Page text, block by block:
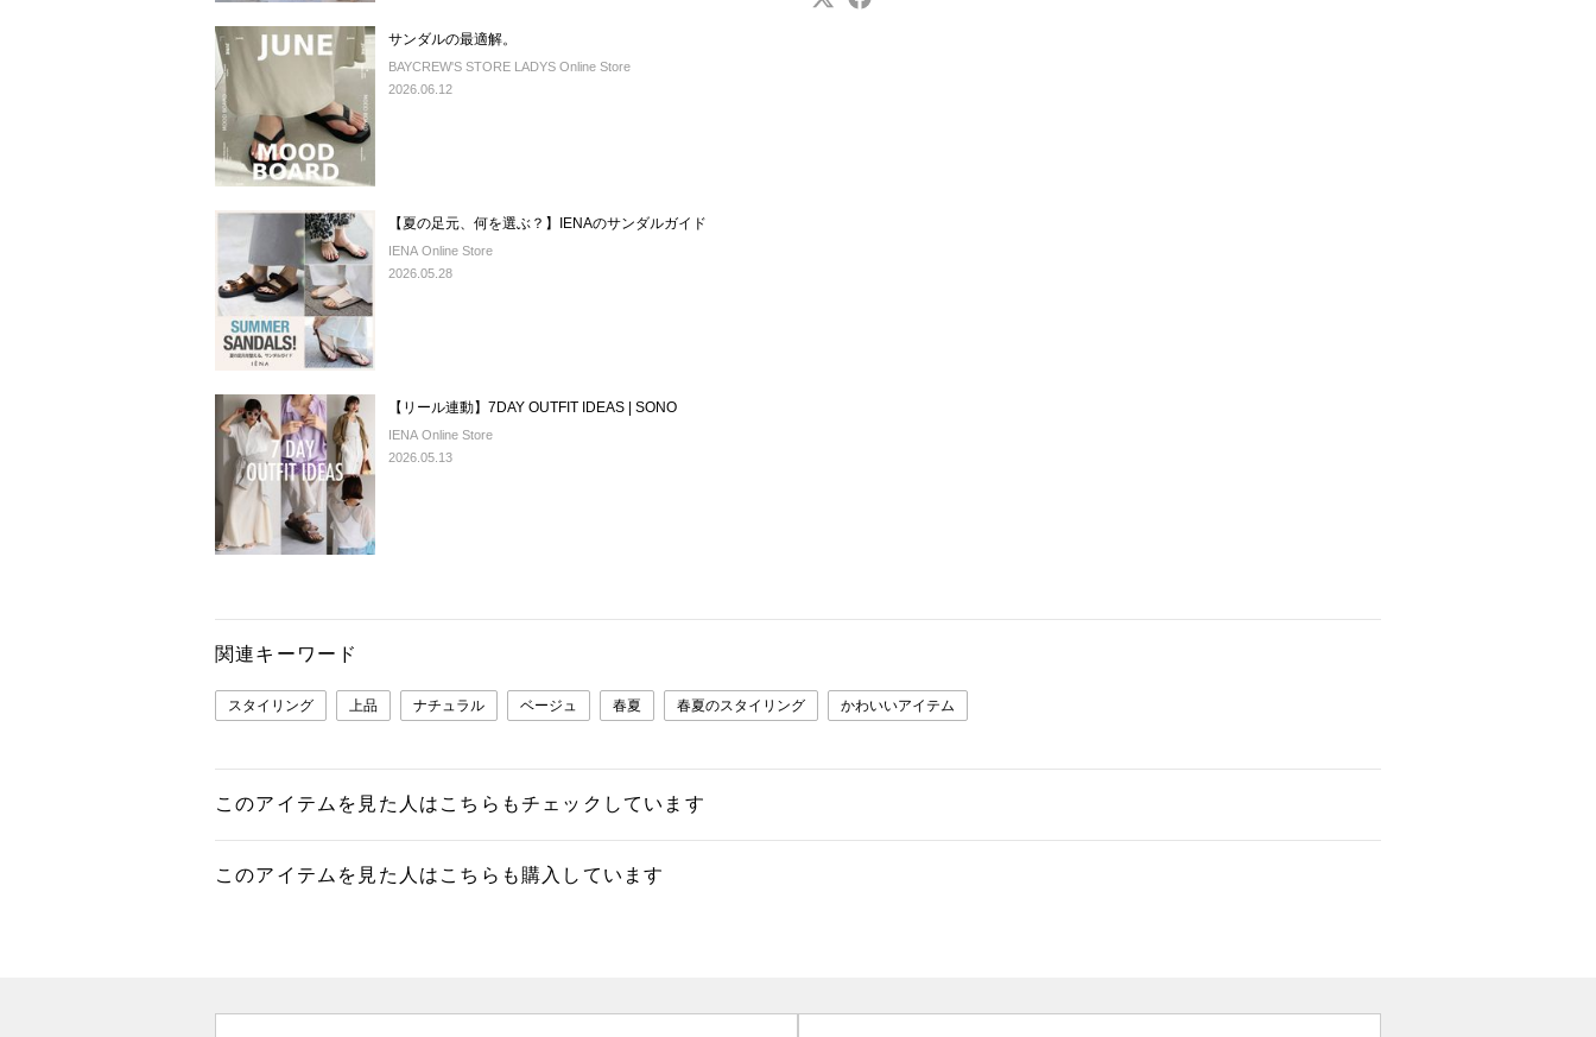
サンダルの最適解。
BAYCREW'S STORE LADYS Online Store
2026.06.12
【夏の足元、何を選ぶ？】IENAのサンダルガイド
IENA Online Store
2026.05.28
【リール連動】7DAY OUTFIT IDEAS | SONO
IENA Online Store
2026.05.13
関連キーワード
スタイリング 上品 ナチュラル ベージュ 春夏 春夏のスタイリング かわいいアイテム
このアイテムを見た人はこちらもチェックしています
このアイテムを見た人はこちらも購入しています